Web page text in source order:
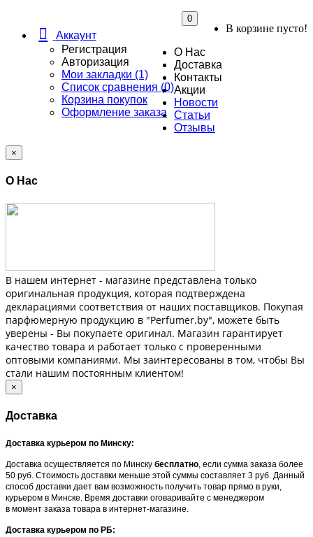
0
В корзине пусто!
Аккаунт
Регистрация
Авторизация
Мои закладки (1)
Список сравнения (0)
Корзина покупок
Оформление заказа
О Нас
Доставка
Контакты
Акции
Новости
Статьи
Отзывы
×
О Нас
В нашем интернет - магазине представлена только
оригинальная продукция, которая подтверждена
декларациями соответствия от наших поставщиков. Покупая
парфюмерную продукцию в "Perfumer.by", можете быть
уверены - Вы покупаете оригинал. Магазин гарантирует
качество товара и работает только с проверенными
оптовыми компаниями. Мы заинтересованы в том, чтобы Вы
стали нашим постоянным клиентом!
×
Доставка
Доставка курьером по Минску:
Доставка осуществляется по Минску бесплатно, если сумма заказа более
50 руб. Стоимость доставки меньше этой суммы составляет 3 руб. Данный
способ доставки дает вам возможность получить товар прямо в руки,
курьером в Минске. Время доставки оговаривайте с менеджером
в момент заказа товара в интернет-магазине.
Доставка курьером по РБ: